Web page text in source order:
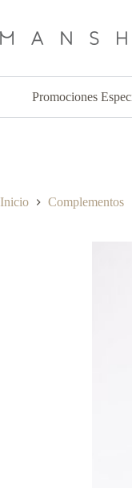
contenido
Promociones
Inicio Complementos